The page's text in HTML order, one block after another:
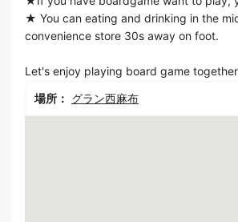
★ You can eating and drinking in the
convenience store 30s away on foot.
Let's enjoy playing board game together
場所： グラン西麻布